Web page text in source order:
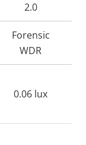
2.0
Forensic
WDR
0.06 lux